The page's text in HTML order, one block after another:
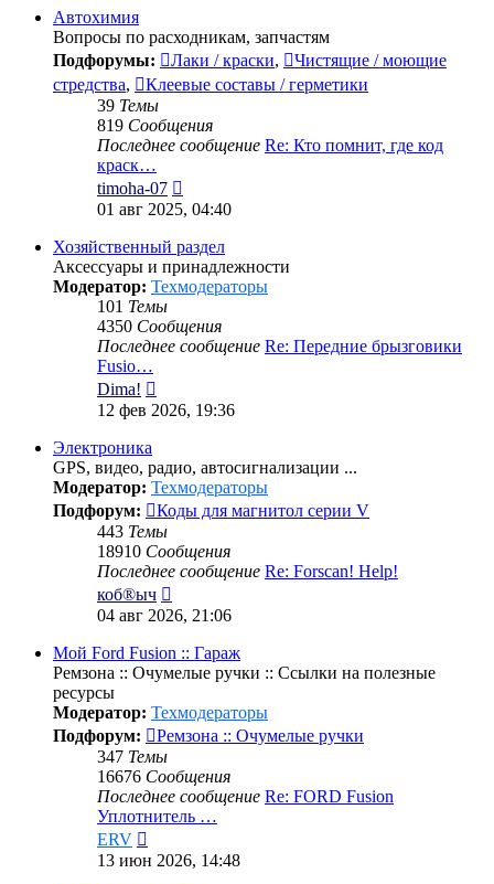
Автохимия
Вопросы по расходникам, запчастям
Подфорумы:
Лаки / краски,
Чистящие / моющие
стредства,
Клеевые составы / герметики
39 Темы
819 Сообщения
Последнее сообщение Re: Кто помнит, где код
краск…
timoha-07
сообщению
01 авг 2025, 04:40
Хозяйственный раздел
Аксессуары и принадлежности
Модератор: Техмодераторы
101 Темы
4350 Сообщения
Последнее сообщение Re: Передние брызговики
Fusio…
Dima!
к
12 фев 2026, 19:36
Электроника
GPS, видео, радио, автосигнализации ...
Модератор: Техмодераторы
Подфорум:
Коды для магнитол серии V
443 Темы
18910 Сообщения
Последнее сообщение Re: Forscan! Help!
коб®ыч
к
сообщению
04 авг 2026, 21:06
Мой Ford Fusion :: Гараж
Ремзона :: Очумелые ручки :: Ссылки на полезные
ресурсы
Модератор: Техмодераторы
Подфорум:
Ремзона :: Очумелые ручки
347 Темы
16676 Сообщения
Последнее сообщение Re: FORD Fusion
Уплотнитель …
ERV
к
13 июн 2026, 14:48